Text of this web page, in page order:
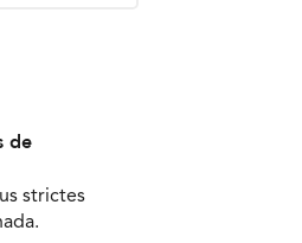
de
strictes